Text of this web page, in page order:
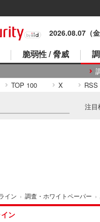
2026.08.07（金
脆弱性 / 脅威
TOP 100 X RSS
注目
イン › 調査・ホワイトペーパー ›
ン